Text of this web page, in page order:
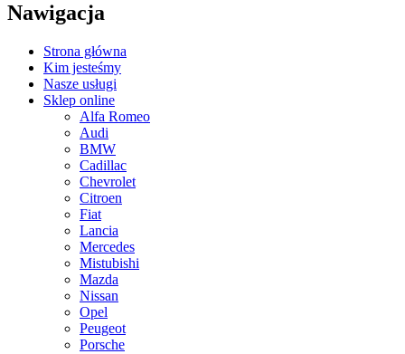
Nawigacja
Strona główna
Kim jesteśmy
Nasze usługi
Sklep online
Alfa Romeo
Audi
BMW
Cadillac
Chevrolet
Citroen
Fiat
Lancia
Mercedes
Mistubishi
Mazda
Nissan
Opel
Peugeot
Porsche